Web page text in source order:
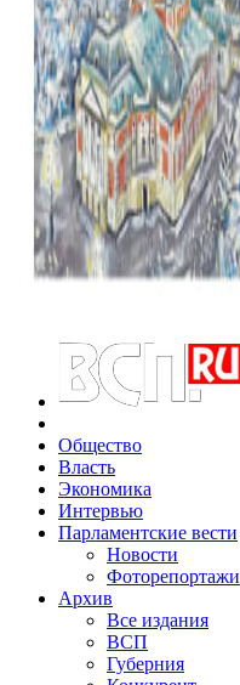
Общество
Власть
Экономика
Интервью
Парламентские вести
Новости
Фоторепортажи
Архив
Все издания
ВСП
Губерния